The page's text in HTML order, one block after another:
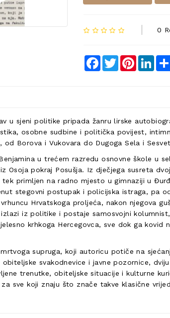
0
Facebook
TwitterPinterest
u sjeni politike pripada žanru lirske
osobne sudbine i politička povijest,
od Borova i Vukovara do Dugoga Sela i
u trećem razredu osnovne škole u
Osoja pokraj Posušja. Iz dječjega susreta
primljen na radno mjesto u gimnaziji u
stegovni postupak i policijska istraga, pa
Hrvatskoga proljeća, nakon njegova
iz politike i postaje samosvojni
krhkoga Hercegovca, sve dok ga
supruga, koji autoricu potiče na
svakodnevice i javne pozornice,
trenutke, obiteljske situacije i kulturne
sve koji znaju što znače takve klasične